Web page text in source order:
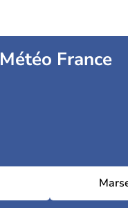
Météo France